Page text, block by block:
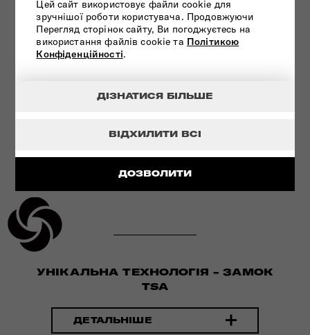
Цей сайт використовує файли cookie для
зручнішої роботи користувача. Продовжуючи
Перегляд сторінок сайту, Ви погоджуєтесь на
використання файлів cookie та Політикою
Конфіденційності.
ДОЗВОЛИТИ
ВІДХИЛИТИ ВСІ
ДІЗНАТИСЯ БІЛЬШЕ
ІННОВАЦІЙНА ТЕХНОЛОГІЯ
ПЕРЕГЛЯНУТИ
УНІКАЛЬНА ТЕХНОЛОГІЯ - ЗАМОК
TSA
ДЕТАЛЬНІШЕ